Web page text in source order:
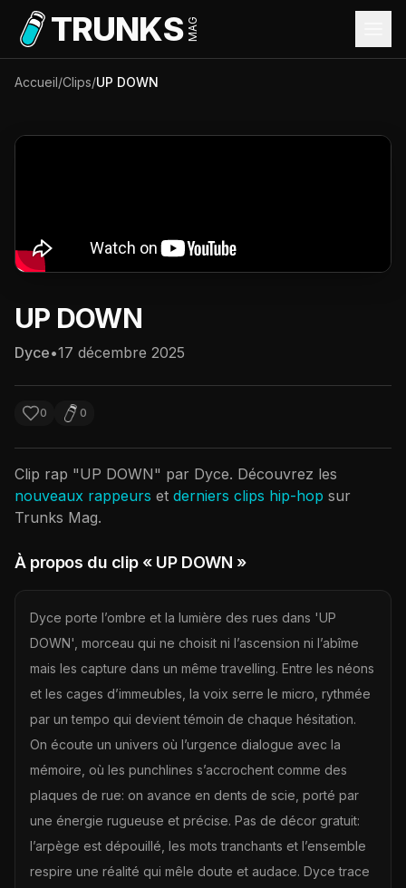
Aller au contenu principal
TRUNKSMAG
Accueil/Clips/UP DOWN
UP DOWN
Dyce•17 décembre 2025
0 0
Clip rap "UP DOWN" par Dyce. Découvrez les
nouveaux rappeurs et derniers clips hip-hop sur
Trunks Mag.
À propos du clip« UP DOWN »
Dyce porte l’ombre et la lumière des rues dans 'UP
DOWN', morceau qui ne choisit ni l’ascension ni l’abîme
mais les capture dans un même travelling. Entre les néons
et les cages d’immeubles, la voix serre le micro, rythmée
par un tempo qui devient témoin de chaque hésitation.
On écoute un univers où l’urgence dialogue avec la
mémoire, où les punchlines s’accrochent comme des
plaques de rue: on avance en dents de scie, porté par
une énergie rugueuse et précise. Pas de décor gratuit:
l’arpège est dépouillé, les mots tranchants et l’ensemble
respire une réalité qui mêle doute et audace. Dyce trace